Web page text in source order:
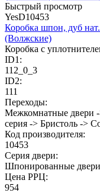
Быстрый просмотр
YesD10453
Коробка шпон, дуб
(Волжские)
Коробка с
ID1:
112_0_3
ID2:
111
Переходы:
Межкомнатные двери
серия -> Бристоль ->
Код производителя:
10453
Cерия двери:
Шпонированные
Цена РРЦ:
954